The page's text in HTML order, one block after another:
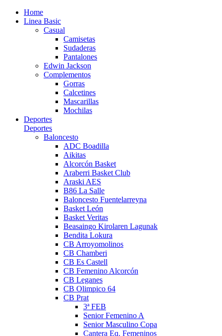
Home
Linea Basic
Casual
Camisetas
Sudaderas
Pantalones
Edwin Jackson
Complementos
Gorras
Calcetines
Mascarillas
Mochilas
Deportes
Deportes
Baloncesto
ADC Boadilla
Aikitas
Alcorcón Basket
Araberri Basket Club
Araski AES
B86 La Salle
Baloncesto Fuentelarreyna
Basket León
Basket Veritas
Beasaingo Kirolaren Lagunak
Bendita Lokura
CB Arroyomolinos
CB Chamberi
CB Es Castell
CB Femenino Alcorcón
CB Leganes
CB Olimpico 64
CB Prat
3ª FEB
Senior Femenino A
Senior Masculino Copa
Cantera Eq. Femeninos